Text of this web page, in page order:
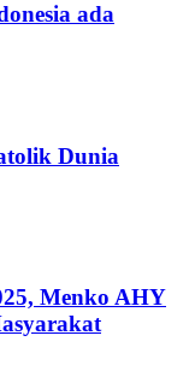
ada
Dunia
Menko AHY